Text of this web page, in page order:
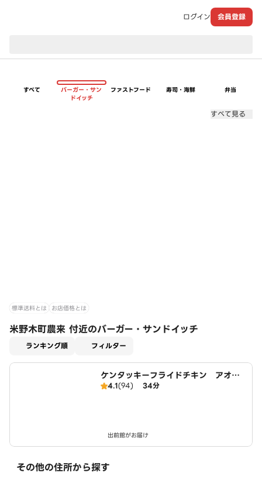
ログイン 会員登録
すべて
バーガー・サン
ドイッチ
ファストフード 寿司・海鮮 弁当
すべて見る
標準送料とは お店価格とは
米野木町農来 付近のバーガー・サンドイッチ
ランキング順 フィルター
ケンタッキーフライドチキン アオキ
スーパー日進店
4.1(94) 34分
出前館がお届け
その他の住所から探す